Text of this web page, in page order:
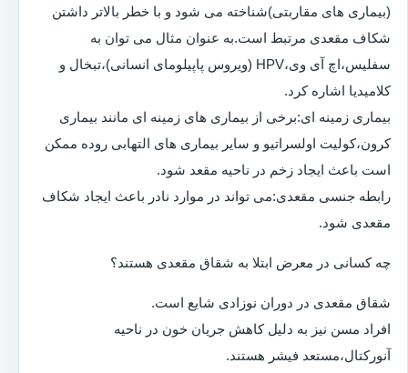
(بیماری های مقاربتی)شناخته می شود و با خطر بالاتر داشتن
شکاف مقعدی مرتبط است.به عنوان مثال می توان به
سفلیس،اچ آی وی،HPV (ویروس پاپیلومای انسانی)،تبخال و
کلامیدیا اشاره کرد.
بیماری زمینه ای:برخی از بیماری های زمینه ای مانند بیماری
کرون،کولیت اولسراتیو و سایر بیماری های التهابی روده ممکن
است باعث ایجاد زخم در ناحیه مقعد شود.
رابطه جنسی مقعدی:می تواند در موارد نادر باعث ایجاد شکاف
مقعدی شود.
چه کسانی در معرض ابتلا به شقاق مقعدی هستند؟
شقاق مقعدی در دوران نوزادی شایع است.
افراد مسن نیز به دلیل کاهش جریان خون در ناحیه
آنورکتال،مستعد فیشر هستند.